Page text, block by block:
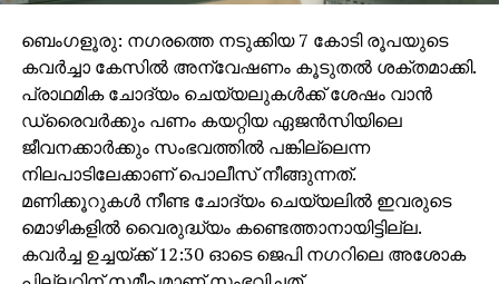
ബെംഗളൂരു: നഗരത്തെ നടുക്കിയ 7 കോടി രൂപയുടെ
കവര്‍ച്ചാ കേസില്‍ അന്വേഷണം കൂടുതല്‍ ശക്തമാക്കി.
പ്രാഥമിക ചോദ്യം ചെയ്യലുകള്‍ക്ക് ശേഷം വാന്‍
ഡ്രൈവര്‍ക്കും പണം കയറ്റിയ ഏജന്‍സിയിലെ
ജീവനക്കാര്‍ക്കും സംഭവത്തില്‍ പങ്കില്ലെന്ന
നിലപാടിലേക്കാണ് പൊലീസ് നീങ്ങുന്നത്.
മണിക്കൂറുകള്‍ നീണ്ട ചോദ്യം ചെയ്യലില്‍ ഇവരുടെ
മൊഴികളില്‍ വൈരുദ്ധ്യം കണ്ടെത്താനായിട്ടില്ല.
കവര്‍ച്ച ഉച്ചയ്ക്ക് 12:30 ഓടെ ജെപി നഗറിലെ അശോക